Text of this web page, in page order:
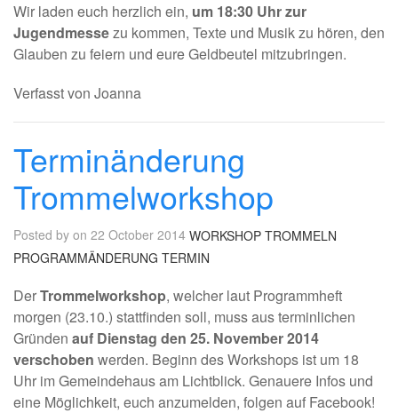
Wir laden euch herzlich ein, um 18:30 Uhr zur
Jugendmessezu kommen, Texte und Musik zu hören, den
Glauben zu feiern und eure Geldbeutel mitzubringen.
Verfasst von Joanna
Terminänderung
Trommelworkshop
Posted by on 22 October 2014 WORKSHOP TROMMELN
PROGRAMMÄNDERUNG TERMIN
DerTrommelworkshop, welcher laut Programmheft
morgen (23.10.) stattfinden soll, muss aus terminlichen
Gründen auf Dienstag den 25. November 2014
verschoben werden. Beginn des Workshops ist um 18
Uhr im Gemeindehaus am Lichtblick. Genauere Infos und
eine Möglichkeit, euch anzumelden, folgen auf Facebook!